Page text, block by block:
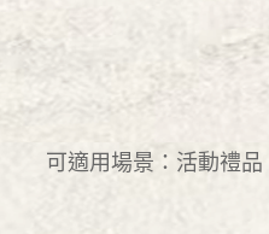
可適用場景：活動禮